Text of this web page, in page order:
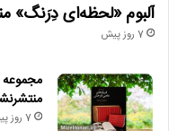
آلبوم «لحظه‌ای دِرَنگ»
7 روز پیش
مجموعه
7 روز پیش